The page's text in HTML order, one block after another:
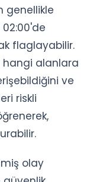
genellikle
flaglayabilir.
hangi alanlara
ve
riskli
olay